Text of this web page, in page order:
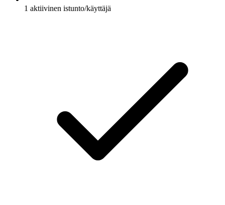
1 aktiivinen istunto/käyttäjä